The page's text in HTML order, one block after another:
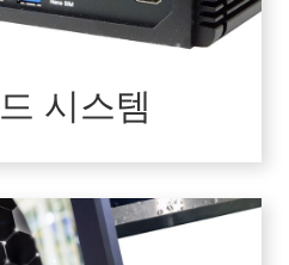
시스템